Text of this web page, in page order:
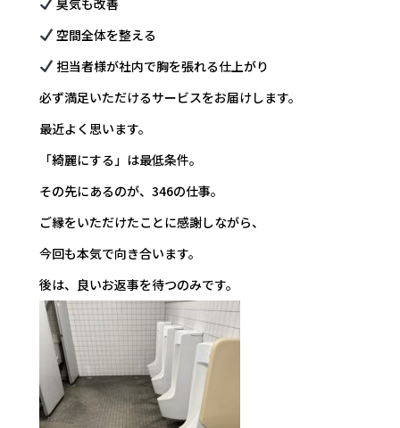
空間全体を整える
担当者様が社内で胸を張れる仕上がり
必ず満足いただけるサービスをお届けします。
最近よく思います。
「綺麗にする」は最低条件。
その先にあるのが、346の仕事。
ご縁をいただけたことに感謝しながら、
今回も本気で向き合います。
後は、良いお返事を待つのみです。